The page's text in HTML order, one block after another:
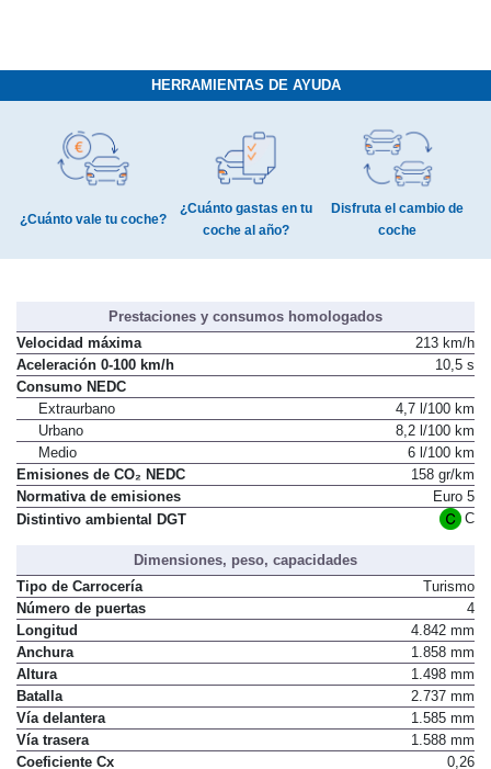
HERRAMIENTAS DE AYUDA
¿Cuánto gastas en tu
Disfruta el cambio de
Prestaciones y consumos homologados
Velocidad máxima
213 km/h
Aceleración 0-100 km/h
Consumo NEDC
Extraurbano
4,7 l/100 km
Urbano
8,2 l/100 km
Medio
6 l/100 km
Emisiones de CO₂ NEDC
158 gr/km
Normativa de emisiones
Euro 5
Dimensiones, peso, capacidades
Tipo de Carrocería
Turismo
Número de puertas
4
Longitud
4.842 mm
Anchura
1.858 mm
Altura
1.498 mm
Batalla
2.737 mm
Vía delantera
1.585 mm
Vía trasera
1.588 mm